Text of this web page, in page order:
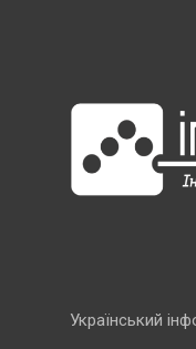
Український